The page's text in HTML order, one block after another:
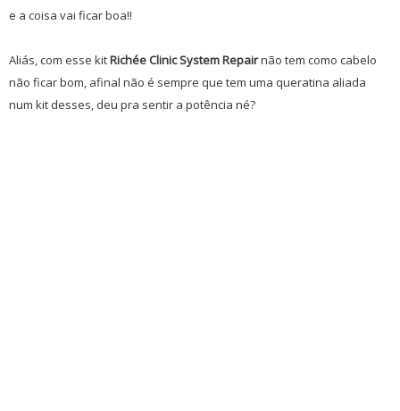
e a coisa vai ficar boa!!
Aliás, com esse kitRichée Clinic System Repairnão tem como cabelo
não ficar bom, afinal não é sempre que tem uma queratina aliada
num kit desses, deu pra sentir a potência né?